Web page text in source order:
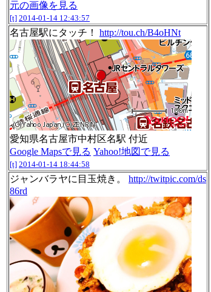
元の画像を見る
[t] 2014-01-14 12:43:57
名古屋駅にタッチ！ http://tou.ch/B4oHNt
愛知県名古屋市中村区名駅 付近
Google Mapsで見る Yahoo!地図で見る
[t] 2014-01-14 18:44:58
ジャンバラヤに目玉焼き。 http://twitpic.com/ds
86rd